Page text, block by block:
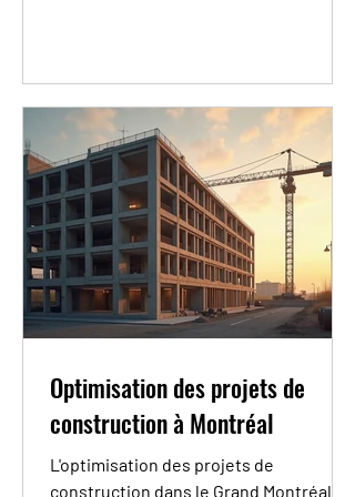
Optimisation des projets de
construction à Montréal
L'optimisation des projets de
construction dans le Grand Montréal